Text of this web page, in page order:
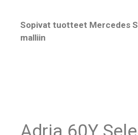
Sopivat tuotteet Mercedes
malliin